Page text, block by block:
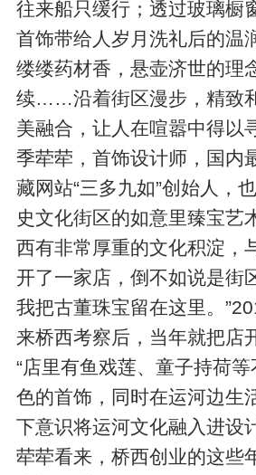
往来船只缓行；透过玻璃橱
首饰带给人岁月洗礼后的温
缕缕药材香，悬壶济世的理
续……沿着街区漫步，精致
美融合，让人在喧嚣中得以
季荦荦，首饰设计师，国内
藏网站“三多九如”创始人，
史文化街区的如意里臻宝艺
西有非常厚重的文化积淀，
开了一家店，倒不如说是街
我把古董珠宝留在这里。
来桥西考察后，当年就把店
“店里有鱼戏莲、童子持荷
色的首饰，同时在运河边生
下意识将运河文化融入进设
荦荦看来，桥西创业的这些